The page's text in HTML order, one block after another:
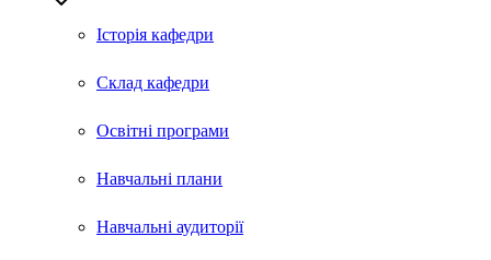
Історія кафедри
Склад кафедри
Освітні програми
Навчальні плани
Навчальні аудиторії